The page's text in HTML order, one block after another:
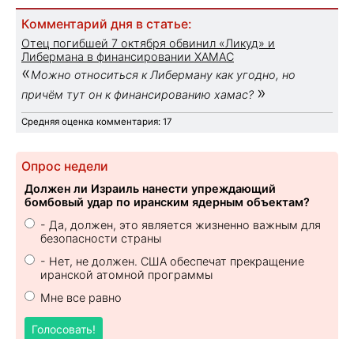
Комментарий дня в статье:
Отец погибшей 7 октября обвинил «Ликуд» и
Либермана в финансировании ХАМАС
«Можно относиться к Либерману как угодно, но
причём тут он к финансированию хамас? »
Средняя оценка комментария: 17
Опрос недели
Должен ли Израиль нанести упреждающий
бомбовый удар по иранским ядерным объектам?
- Да, должен, это является жизненно важным для
безопасности страны
- Нет, не должен. США обеспечат прекращение
иранской атомной программы
Мне все равно
Голосовать!